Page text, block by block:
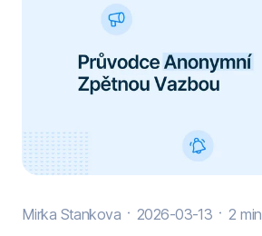
Mirka Stankova 2026-03-13 2 min